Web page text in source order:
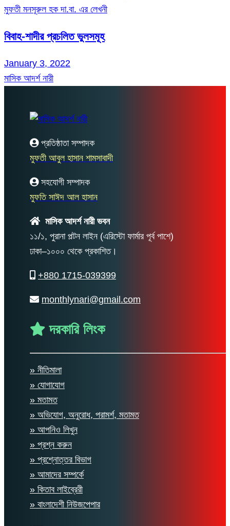
মুফতী মনসূরুল হক দা.বা. এর লেখনী
বিবাহ-শাদীর প্রচলিত ভুলসমূহ
January 3, 2022
মাসিক আদর্শ নারী
প্রতিষ্ঠাতা সম্পাদক
মুফতী আবুল হাসান শামসাবাদী
সহযোগী সম্পাদক
মুফতি সাঈদ আল হাসান
মাসিক আদর্শ নারী ভবন
১১/১, পুরানা পল্টন লাইন (এরিস্টো ফার্মার পূর্ব পাশে)
ঢাকা–১০০০ থেকে প্রকাশিত।
+880 1715-039399
monthlynari@gmail.com
দরকারি লিংক
» নীতিমালা
» যোগাযোগ
» মতামত
» অভিযোগ, অনুরোধ, পরামর্শ, মতামত
» আপনিও লিখুন
» প্রশ্ন করুন
» প্রশ্নোত্তর বিভাগ
» আমাদের সম্পর্কে
» কিতাব লাইব্রেরী
» বাংলাদেশী নিউজপেপার